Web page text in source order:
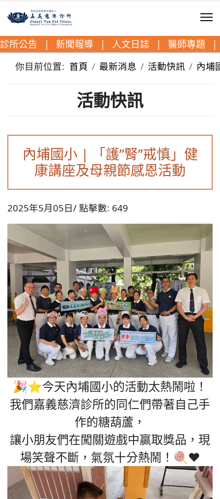
診所公告 | 新聞報導 | 人文日誌 | 醫師專題 |
你目前位置: 首頁 最新消息 活動快訊 內埔
活動快訊
內埔國小 | 「護”腎”戒慎」健
康講座及母親節感恩活動
2025年5月05日 點擊數: 649
🎉⭐今天內埔國小的活動太熱鬧啦！
我們嘉義慈濟診所的同仁們帶著自己手
作的糖葫蘆，
讓小朋友們在闖關遊戲中贏取獎品，現
場笑聲不斷，氣氛十分熱鬧！🍭❤️